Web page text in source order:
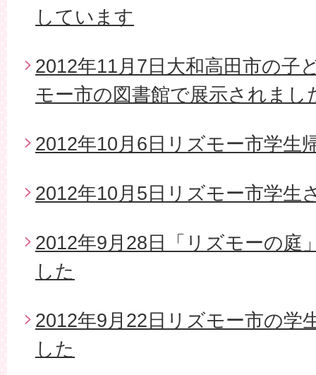
しています
2012年11月7日大和高田市の子
モー市の図書館で展示されまし
2012年10月6日リズモー市学生
2012年10月5日リズモー市学生
2012年9月28日「リズモーの庭
した
2012年9月22日リズモー市の学
した